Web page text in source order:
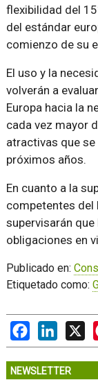
flexibilidad del
del estándar
comienzo de su
El uso y la
volverán a
Europa hacia la
cada vez mayor
atractivas que
próximos años.
En cuanto a la
competentes del
supervisarán
obligaciones en
Publicado en:
Etiquetado como:
FacebookLinkedIn
X
NEWSLETTER